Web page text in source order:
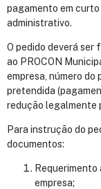
pagamento em
administrativo.
O pedido deverá ser
ao PROCON
empresa, número do
pretendida
redução legalmente
Para instrução do
documentos:
empresa;